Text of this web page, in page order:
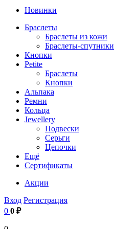
Новинки
Браслеты
Браслеты из кожи
Браслеты-спутники
Кнопки
Petite
Браслеты
Кнопки
Альпака
Ремни
Кольца
Jewellery
Подвески
Серьги
Цепочки
Ещё
Сертификаты
Акции
Вход Регистрация
0 0 ₽